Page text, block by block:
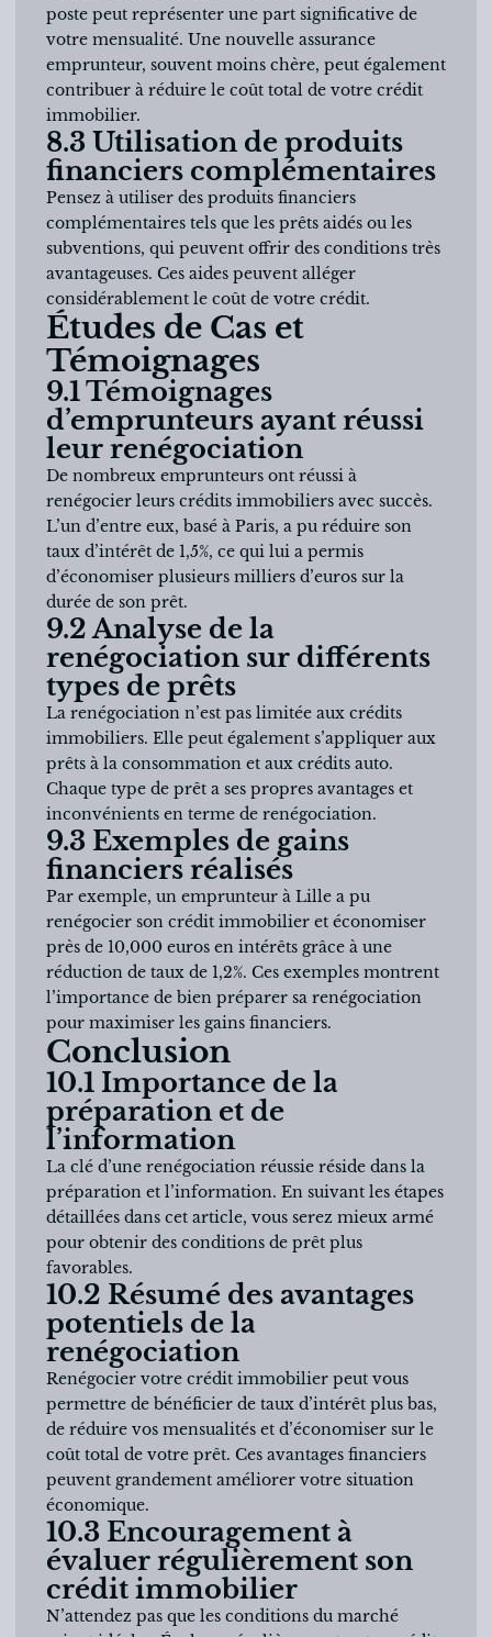
poste peut représenter une part significative de
votre mensualité. Une nouvelle assurance
emprunteur, souvent moins chère, peut également
contribuer à réduire le coût total de votre crédit
immobilier.
8.3 Utilisation de produits
financiers complémentaires
Pensez à utiliser des produits financiers
complémentaires tels que les prêts aidés ou les
subventions, qui peuvent offrir des conditions très
avantageuses. Ces aides peuvent alléger
considérablement le coût de votre crédit.
Études de Cas et
Témoignages
9.1 Témoignages
d’emprunteurs ayant réussi
leur renégociation
De nombreux emprunteurs ont réussi à
renégocier leurs crédits immobiliers avec succès.
L’un d’entre eux, basé à Paris, a pu réduire son
taux d’intérêt de 1,5%, ce qui lui a permis
d’économiser plusieurs milliers d’euros sur la
durée de son prêt.
9.2 Analyse de la
renégociation sur différents
types de prêts
La renégociation n’est pas limitée aux crédits
immobiliers. Elle peut également s’appliquer aux
prêts à la consommation et aux crédits auto.
Chaque type de prêt a ses propres avantages et
inconvénients en terme de renégociation.
9.3 Exemples de gains
financiers réalisés
Par exemple, un emprunteur à Lille a pu
renégocier son crédit immobilier et économiser
près de 10,000 euros en intérêts grâce à une
réduction de taux de 1,2%. Ces exemples montrent
l’importance de bien préparer sa renégociation
pour maximiser les gains financiers.
Conclusion
10.1 Importance de la
préparation et de
l’information
La clé d’une renégociation réussie réside dans la
préparation et l’information. En suivant les étapes
détaillées dans cet article, vous serez mieux armé
pour obtenir des conditions de prêt plus
favorables.
10.2 Résumé des avantages
potentiels de la
renégociation
Renégocier votre crédit immobilier peut vous
permettre de bénéficier de taux d’intérêt plus bas,
de réduire vos mensualités et d’économiser sur le
coût total de votre prêt. Ces avantages financiers
peuvent grandement améliorer votre situation
économique.
10.3 Encouragement à
évaluer régulièrement son
crédit immobilier
N’attendez pas que les conditions du marché